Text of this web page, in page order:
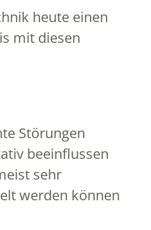
heute einen
mit diesen
Störungen
beeinflussen
sehr
werden können